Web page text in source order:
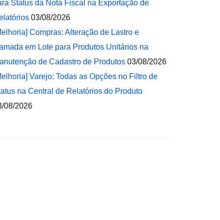
Status da Nota Fiscal na Exportação de
03/08/2026
Compras: Alteração de Lastro e
em Lote para Produtos Unitários na
de Cadastro de Produtos 03/08/2026
Varejo: Todas as Opções no Filtro de
na Central de Relatórios do Produto
08/2026